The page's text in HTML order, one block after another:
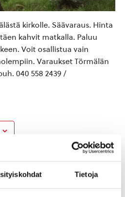
Tietoja
kirkolle. Säävaraus. Hinta
kahvit matkalla. Paluu
Voit osallistua vain
Varaukset Törmälän
040 558 2439 /
JÄRJESTÄJÄ
Kurssikeskus